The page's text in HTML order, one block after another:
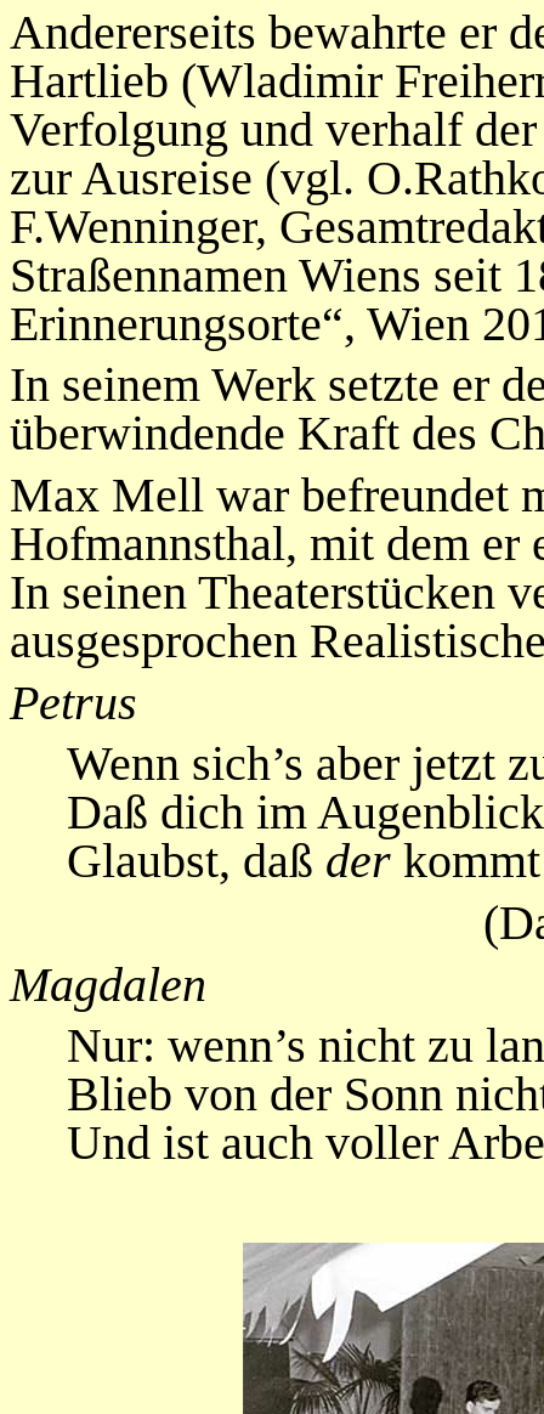
Andererseits bewahrte er
Hartlieb (Wladimir
Verfolgung und verhalf
zur Ausreise (vgl.
F.Wenninger,
Straßennamen Wiens seit
Erinnerungsorte“, Wien
In seinem Werk setzte er
überwindende Kraft des
Max Mell war befreundet
Hofmannsthal, mit dem er
In seinen Theaterstücken
ausgesprochen
Petrus
Wenn sich’s aber jetzt
Daß dich im
Glaubst, daß der
Magdalen
Nur: wenn’s nicht zu
Blieb von der Sonn
Und ist auch voller